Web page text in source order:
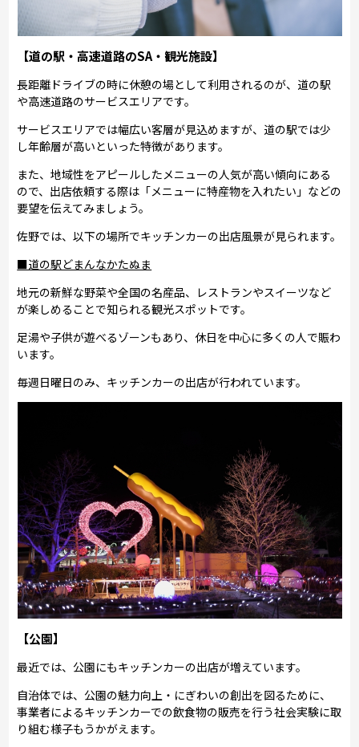
【道の駅・高速道路のSA・観光施設】
長距離ドライブの時に休憩の場として利用されるのが、道の駅
や高速道路のサービスエリアです。
サービスエリアでは幅広い客層が見込めますが、道の駅では少
し年齢層が高いといった特徴があります。
また、地域性をアピールしたメニューの人気が高い傾向にある
ので、出店依頼する際は「メニューに特産物を入れたい」などの
要望を伝えてみましょう。
佐野では、以下の場所でキッチンカーの出店風景が見られます。
■道の駅どまんなかたぬま
地元の新鮮な野菜や全国の名産品、レストランやスイーツなど
が楽しめることで知られる観光スポットです。
足湯や子供が遊べるゾーンもあり、休日を中心に多くの人で賑わ
います。
毎週日曜日のみ、キッチンカーの出店が行われています。
【公園】
最近では、公園にもキッチンカーの出店が増えています。
自治体では、公園の魅力向上・にぎわいの創出を図るために、
事業者によるキッチンカーでの飲食物の販売を行う社会実験に取
り組む様子もうかがえます。